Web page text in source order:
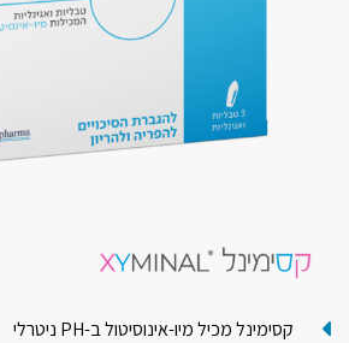
קסימינל מכיל מיו-אינוסיטול ב-PH ניטרלי